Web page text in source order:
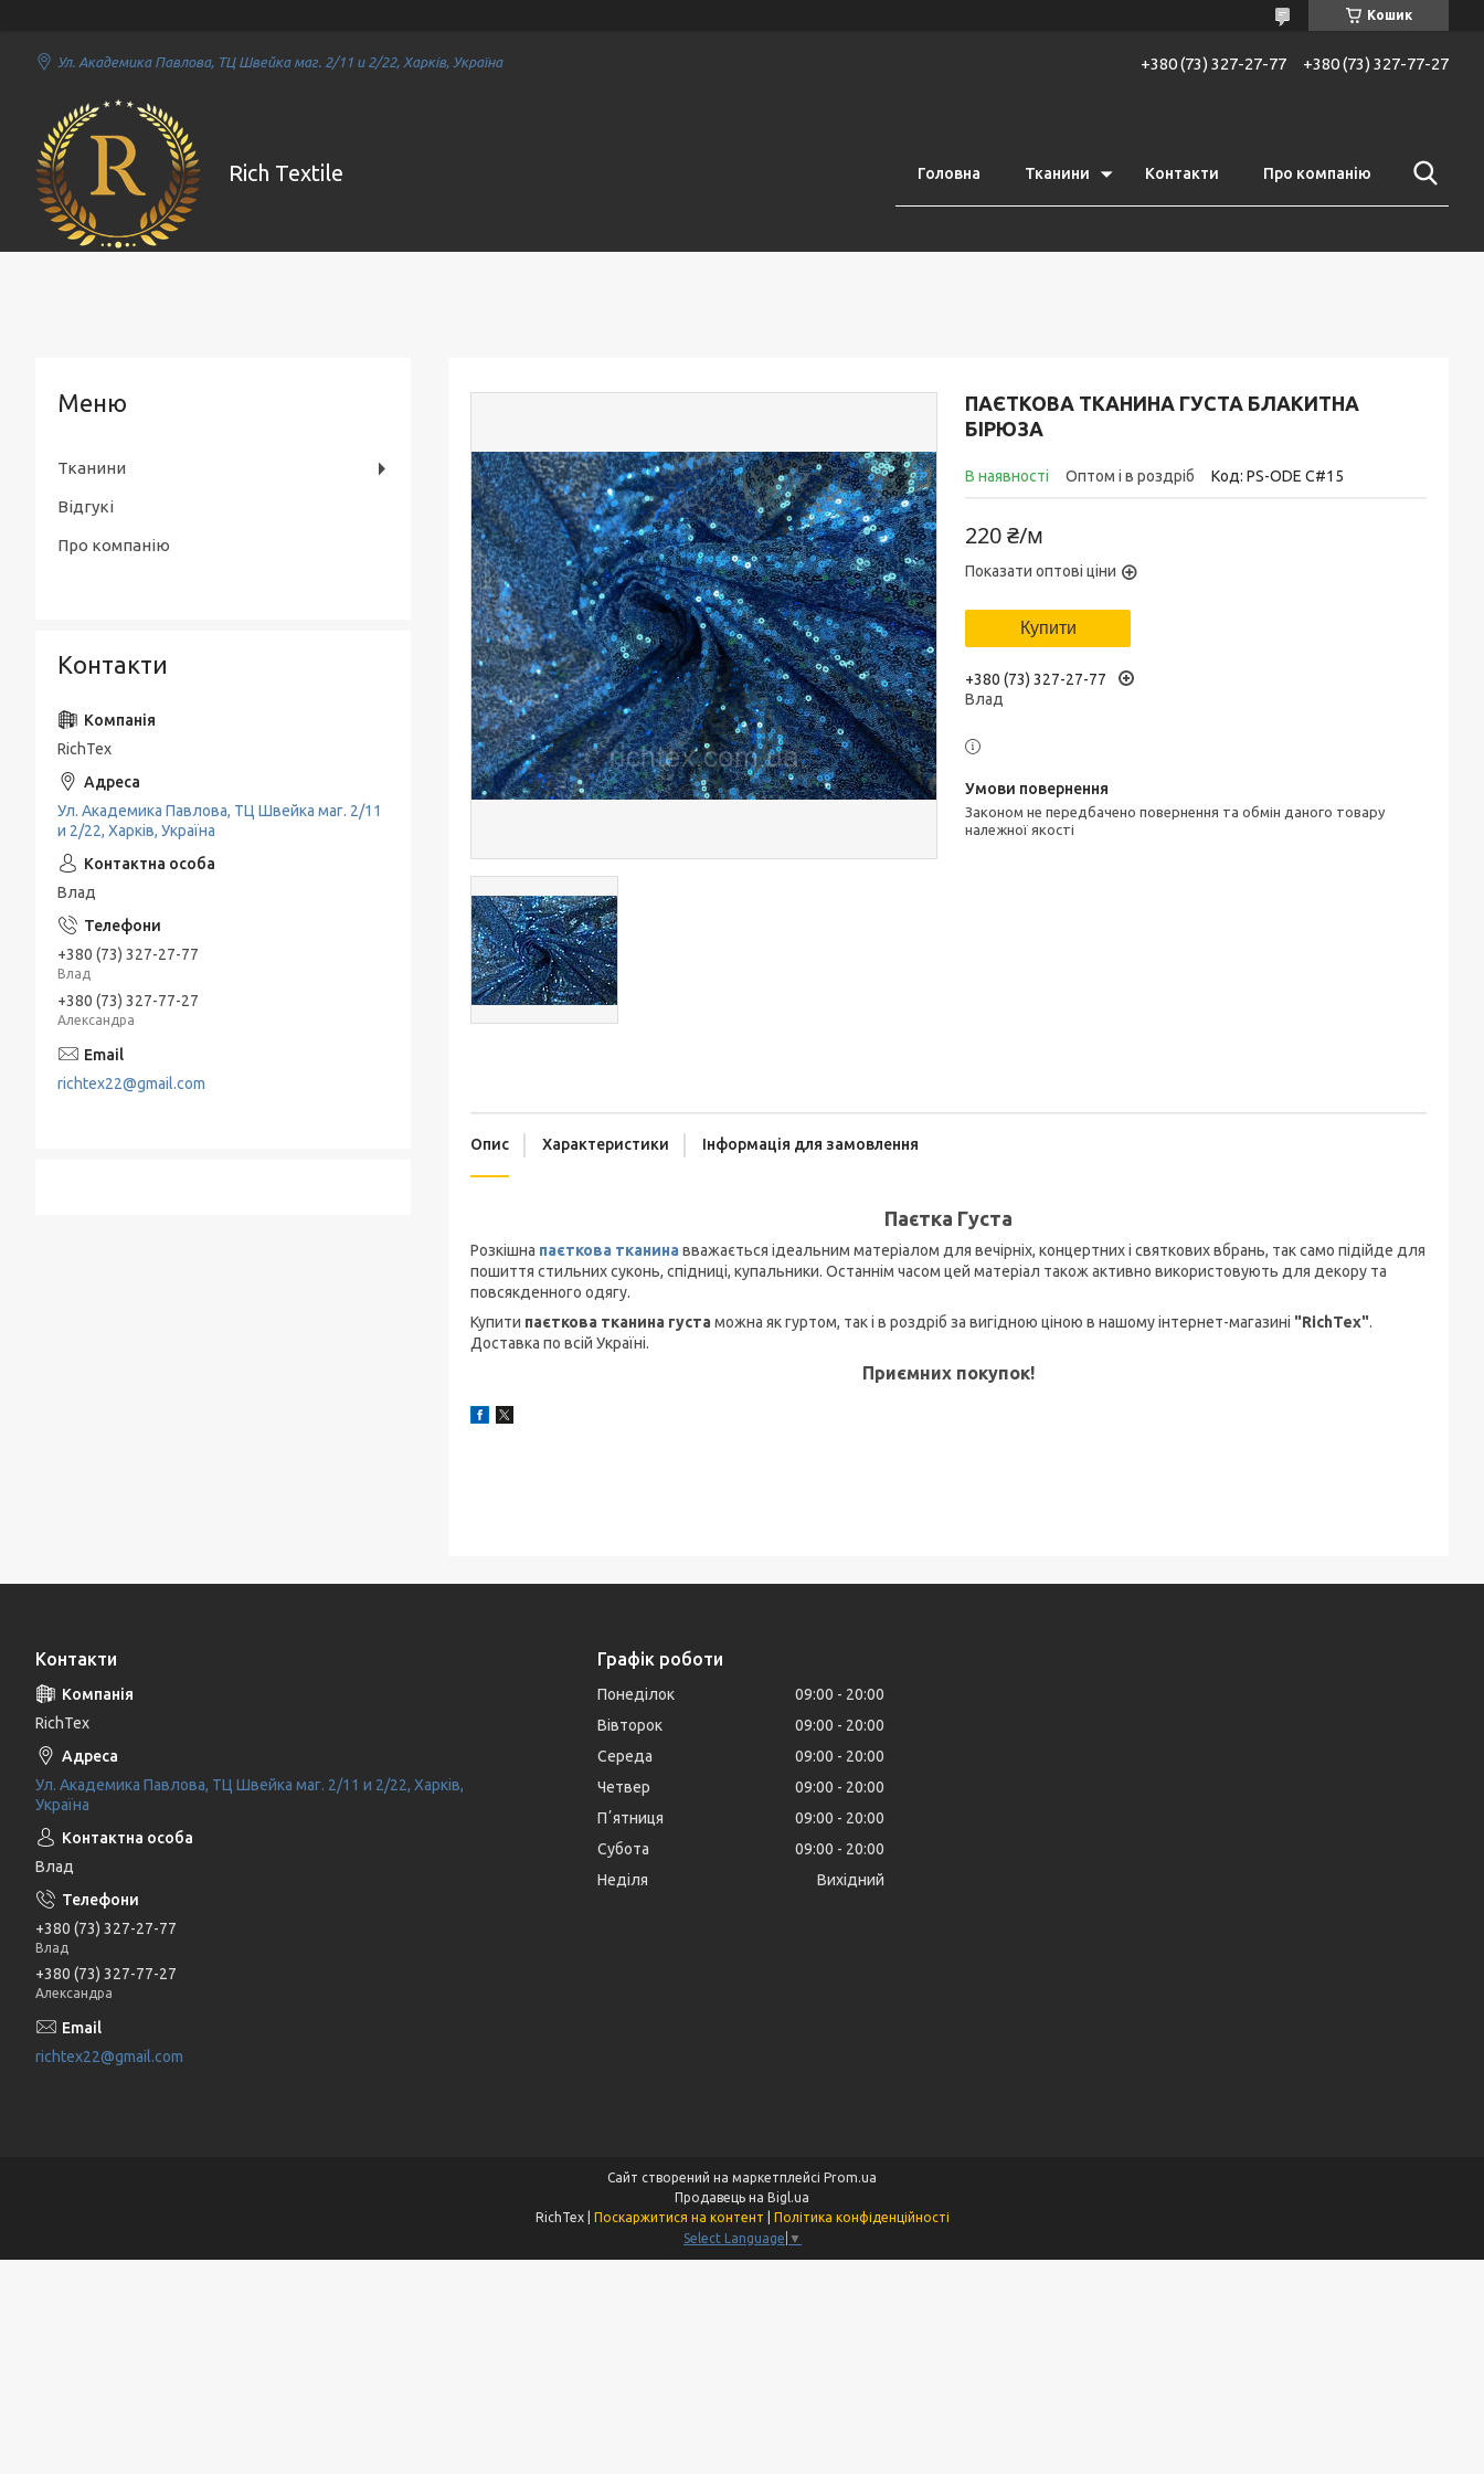
Кошик
Ул. Академика Павлова, ТЦ Швейка маг. 2/11 и 2/22, Харків, Україна +380 (73) 327-27-77 +380 (73) 327-77-27
Rich Textile Головна Тканини Контакти Про компанію
ПАЄТКОВА ТКАНИНА ГУСТА БЛАКИТНА
БІРЮЗА
В наявності Оптом і в роздріб Код: PS-ODE C#15
220 ₴/м
Показати оптові ціни
Купити
+380 (73) 327-27-77
Влад
Законом не передбачено повернення та обмін даного товару
належної якості
Опис Характеристики Інформація для замовлення
Паєтка Густа
Розкішна паєткова тканина вважається ідеальним матеріалом для вечірніх, концертних і святкових вбрань, так само підійде для
пошиття стильних суконь, спідниці, купальники. Останнім часом цей матеріал також активно використовують для декору та
повсякденного одягу.
Купити паєткова тканина густа можна як гуртом, так і в роздріб за вигідною ціною в нашому інтернет-магазині "RichTex".
Доставка по всій Україні.
Приємних покупок!
Тканини
Відгукі
Про компанію
Контакти
RichTex
Ул. Академика Павлова, ТЦ Швейка маг. 2/11
и 2/22, Харків, Україна
Влад
+380 (73) 327-27-77
Влад
+380 (73) 327-77-27
Александра
richtex22@gmail.com
Контакти
RichTex
Ул. Академика Павлова, ТЦ Швейка маг. 2/11 и 2/22, Харків,
Україна
Влад
+380 (73) 327-27-77
Влад
+380 (73) 327-77-27
Александра
richtex22@gmail.com
Графік роботи
Понеділок 09:00
20:00
Вівторок
09:00
20:00
Середа
09:00
20:00
Четвер
09:00
20:00
Пʼятниця
09:00
20:00
Субота
09:00
20:00
Неділя
Вихідний
Сайт створений на маркетплейсі Prom.ua
Продавець на Bigl.ua
Поскаржитися на контент
Політика конфіденційності
Select Language ▼